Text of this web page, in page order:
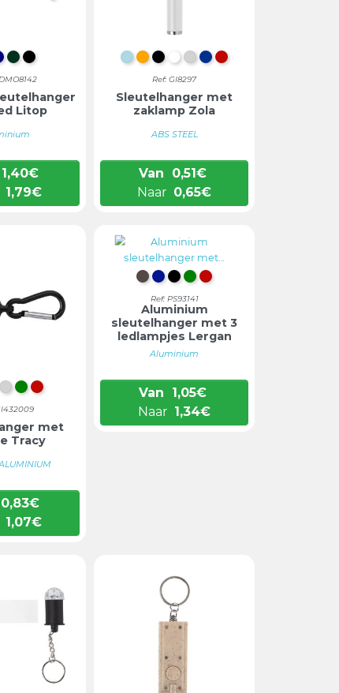
DONKERGROEN
ZWART
Litop
1,40€
1,79€
LICHTBLAUW
ORANJE
ZWART
WITZILVER
BLAUW
ROOD
Ref: GI8297
Sleutelhanger met
zaklamp Zola
ABS STEEL
Van 0,51€
Naar 0,65€
BLAUW
ZILVER
GROEN
ROOD
met
Tracy
0,83€
1,07€
GUN METAL
KONINGSBLAUW
ZWART
GROEN
ROOD
Ref: PS93141
Aluminium
sleutelhanger met 3
ledlampjes Lergan
Aluminium
Van 1,05€
Naar 1,34€